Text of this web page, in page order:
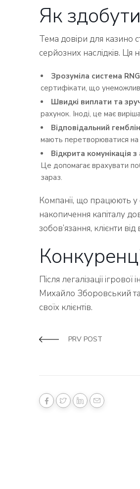
Як
Тема довіри для казино
серйозних наслідків. Ця
Зрозуміла система
сертифікати, що
Швидкі виплати та
рахунок. Іноді, це має
Відповідальний
мають перетворюватися на
Відкрита комунікація
Це допомагає врахувати
зараз.
Компанії, що працюють
накопичення капіталу
зобов’язання, клієнти
Після легалізації
Михайло Зборовський
своїх клієнтів.
PRV POST